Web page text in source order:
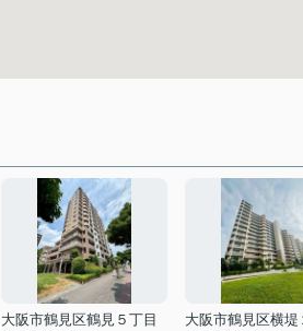
大阪市鶴見区鶴見５丁目
大阪市鶴見区横堤